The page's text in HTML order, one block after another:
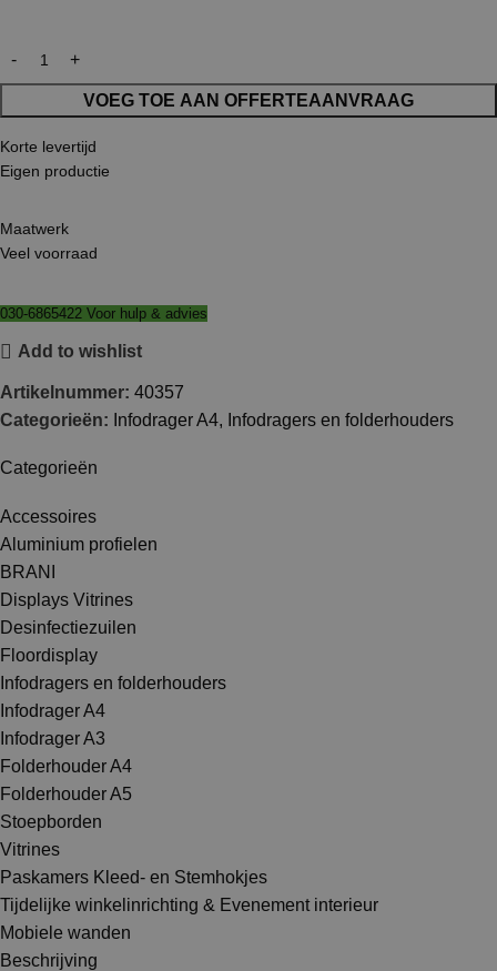
Categorieën
Accessoires
Aluminium profielen
BRANI
Displays Vitrines
Desinfectiezuilen
Floordisplay
Infodragers en folderhouders
Infodrager A4
Infodrager A3
Folderhouder A4
Folderhouder A5
Stoepborden
Vitrines
Paskamers Kleed- en Stemhokjes
Tijdelijke winkelinrichting & Evenement interieur
Mobiele wanden
VOEG TOE AAN OFFERTEAANVRAAG
Korte levertijd
Eigen productie
Maatwerk
Veel voorraad
030-6865422 Voor hulp & advies
Add to wishlist
Artikelnummer: 40357
Categorieën: Infodrager A4, Infodragers en folderhouders
Beschrijving